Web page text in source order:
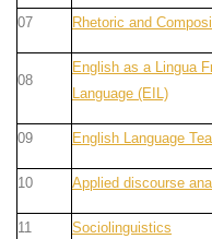
07 Rhetoric and
08
English as a Lingua
Language (EIL)
09 English Language
10 Applied discourse
11 Sociolinguistics